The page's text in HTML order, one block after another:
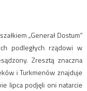
„Generał Dostum”
podległych rządowi w
Zresztą znaczna
i Turkmenów znajduje
lipca podjęli oni natarcie